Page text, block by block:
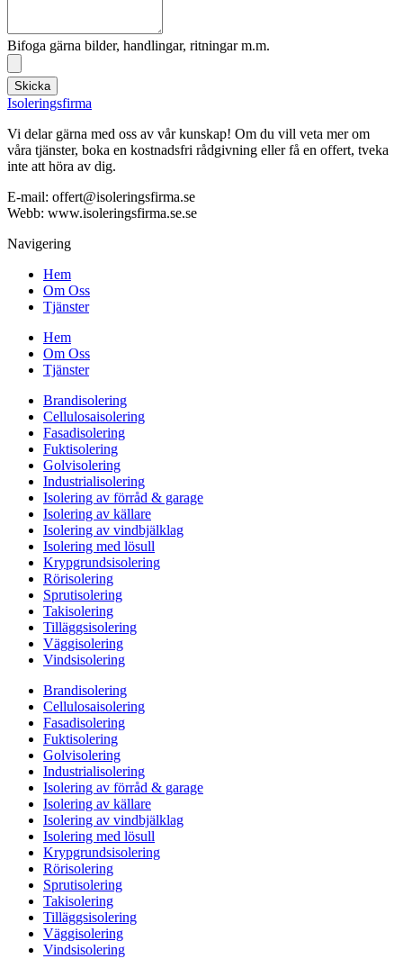
Bifoga gärna bilder, handlingar, ritningar m.m.
Skicka
Isoleringsfirma
Vi delar gärna med oss av vår kunskap! Om du vill veta mer om
våra tjänster, boka en kostnadsfri rådgivning eller få en offert, tveka
inte att höra av dig.
E-mail: offert@isoleringsfirma.se
Webb: www.isoleringsfirma.se.se
Navigering
Hem
Om Oss
Tjänster
Hem
Om Oss
Tjänster
Brandisolering
Cellulosaisolering
Fasadisolering
Fuktisolering
Golvisolering
Industrialisolering
Isolering av förråd & garage
Isolering av källare
Isolering av vindbjälklag
Isolering med lösull
Krypgrundsisolering
Rörisolering
Sprutisolering
Takisolering
Tilläggsisolering
Väggisolering
Vindsisolering
Brandisolering
Cellulosaisolering
Fasadisolering
Fuktisolering
Golvisolering
Industrialisolering
Isolering av förråd & garage
Isolering av källare
Isolering av vindbjälklag
Isolering med lösull
Krypgrundsisolering
Rörisolering
Sprutisolering
Takisolering
Tilläggsisolering
Väggisolering
Vindsisolering